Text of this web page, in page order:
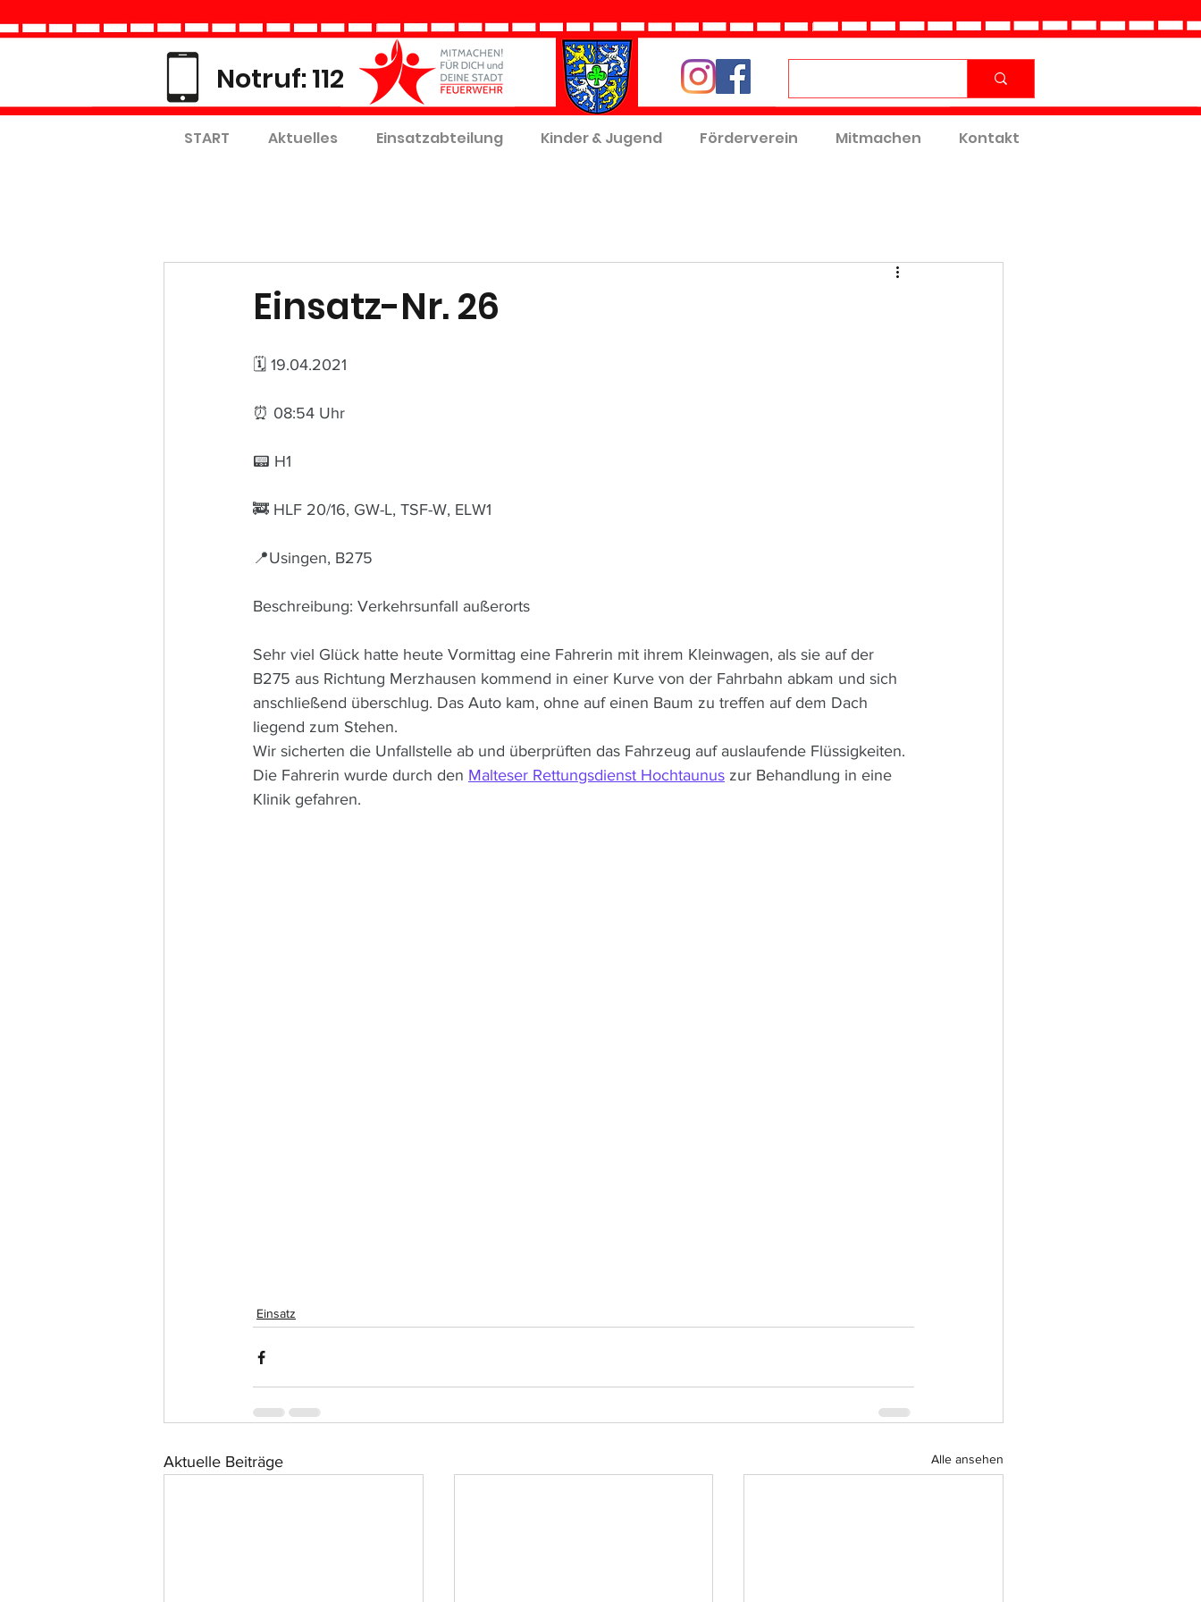
Notruf: 112
START Aktuelles Einsatzabteilung Kinder & Jugend Förderverein Mitmachen Kontakt
Einsatz-Nr. 26
🗓 19.04.2021
⏰ 08:54 Uhr
📟 H1
🚒 HLF 20/16, GW-L, TSF-W, ELW1
📍Usingen, B275
Beschreibung: Verkehrsunfall außerorts
Sehr viel Glück hatte heute Vormittag eine Fahrerin mit ihrem Kleinwagen, als sie auf der
B275 aus Richtung Merzhausen kommend in einer Kurve von der Fahrbahn abkam und sich
anschließend überschlug. Das Auto kam, ohne auf einen Baum zu treffen auf dem Dach
liegend zum Stehen.
Wir sicherten die Unfallstelle ab und überprüften das Fahrzeug auf auslaufende Flüssigkeiten.
Die Fahrerin wurde durch den Malteser Rettungsdienst Hochtaunus zur Behandlung in eine
Klinik gefahren.
Einsatz
Aktuelle Beiträge Alle ansehen